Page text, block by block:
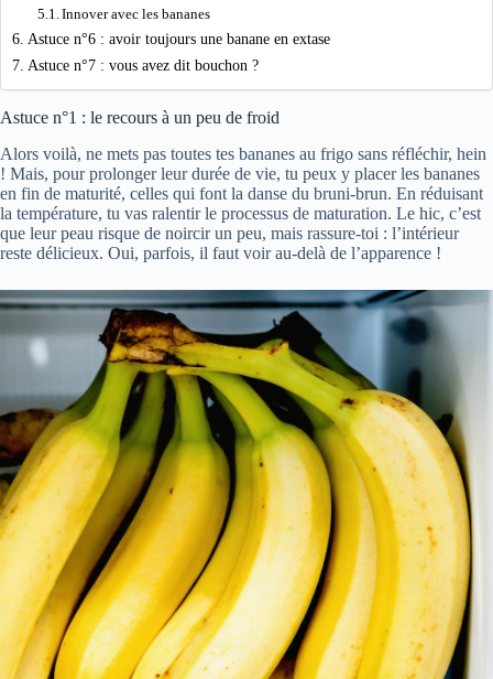
Innover avec les bananes
Astuce n°6 : avoir toujours une banane en extase
Astuce n°7 : vous avez dit bouchon ?
Astuce n°1 : le recours à un peu de froid
Alors voilà, ne mets pas toutes tes bananes au frigo sans réfléchir, hein
! Mais, pour prolonger leur durée de vie, tu peux y placer les bananes
en fin de maturité, celles qui font la danse du bruni-brun. En réduisant
la température, tu vas ralentir le processus de maturation. Le hic, c’est
que leur peau risque de noircir un peu, mais rassure-toi : l’intérieur
reste délicieux. Oui, parfois, il faut voir au-delà de l’apparence !